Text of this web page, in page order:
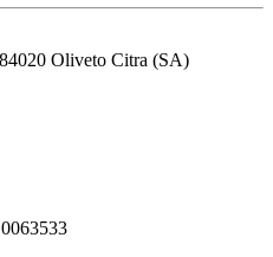
Oliveto Citra (SA)